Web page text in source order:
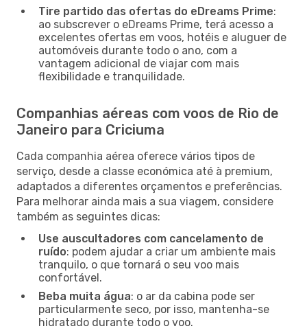
Tire partido das ofertas do eDreams Prime:
ao subscrever o eDreams Prime, terá acesso a
excelentes ofertas em voos, hotéis e aluguer de
automóveis durante todo o ano, com a
vantagem adicional de viajar com mais
flexibilidade e tranquilidade.
Companhias aéreas com voos de Rio de
Janeiro para Criciuma
Cada companhia aérea oferece vários tipos de
serviço, desde a classe económica até à premium,
adaptados a diferentes orçamentos e preferências.
Para melhorar ainda mais a sua viagem, considere
também as seguintes dicas:
Use auscultadores com cancelamento de
ruído: podem ajudar a criar um ambiente mais
tranquilo, o que tornará o seu voo mais
confortável.
Beba muita água: o ar da cabina pode ser
particularmente seco, por isso, mantenha-se
hidratado durante todo o voo.